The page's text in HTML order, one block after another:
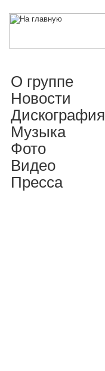
О группе
Новости
Дискография
Музыка
Фото
Видео
Пресса